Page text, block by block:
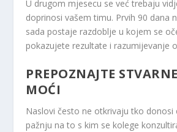
U drugom mjesecu se već trebaju
doprinosi vašem timu. Prvih 90 dana
sada postaje razdoblje u kojem se
pokazujete rezultate i razumijevanje
PREPOZNAJTE
MOĆI
Naslovi često ne otkrivaju tko donosi
pažnju na to s kim se kolege